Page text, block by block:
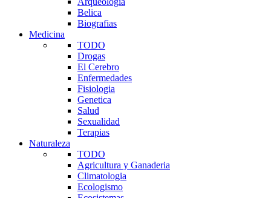
Belica
Biografias
Medicina
TODO
Drogas
El Cerebro
Enfermedades
Fisiologia
Genetica
Salud
Sexualidad
Terapias
Naturaleza
TODO
Agricultura y Ganaderia
Climatologia
Ecologismo